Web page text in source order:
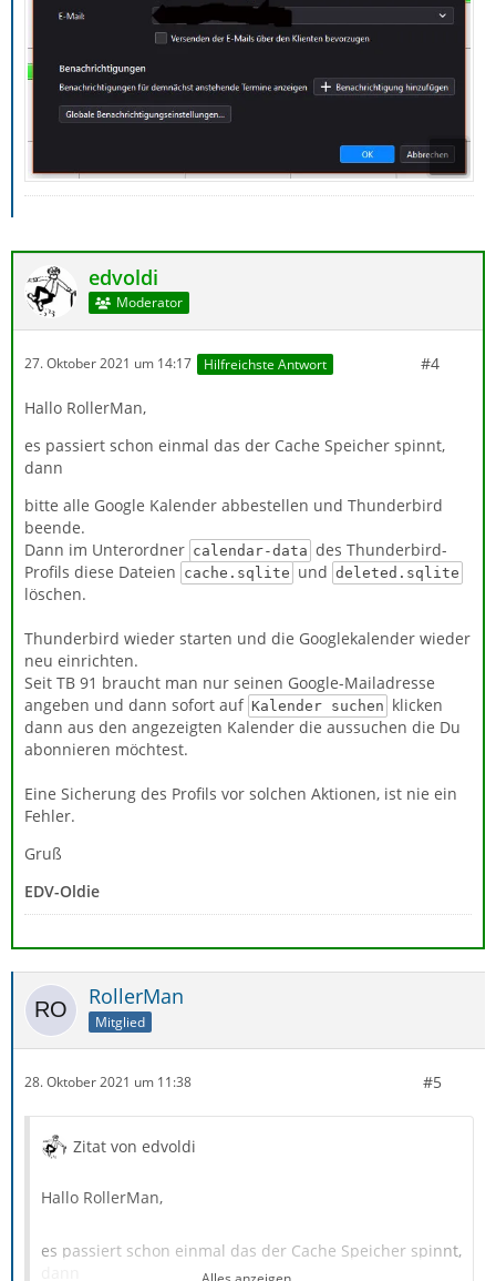
edvoldi
Moderator
27. Oktober 2021 um 14:17 Hilfreichste Antwort #4
Hallo RollerMan,
es passiert schon einmal das der Cache Speicher spinnt,
dann
bitte alle Google Kalender abbestellen und Thunderbird
beende.
Dann im Unterordner calendar-data des Thunderbird-
Profils diese Dateien cache.sqlite und deleted.sqlite
löschen.
Thunderbird wieder starten und die Googlekalender wieder
neu einrichten.
Seit TB 91 braucht man nur seinen Google-Mailadresse
angeben und dann sofort auf Kalender suchen klicken
dann aus den angezeigten Kalender die aussuchen die Du
abonnieren möchtest.
Eine Sicherung des Profils vor solchen Aktionen, ist nie ein
Fehler.
Gruß
EDV-Oldie
RollerMan
Mitglied
28. Oktober 2021 um 11:38 #5
Zitat von edvoldi
Hallo RollerMan,
es passiert schon einmal das der Cache Speicher spinnt,